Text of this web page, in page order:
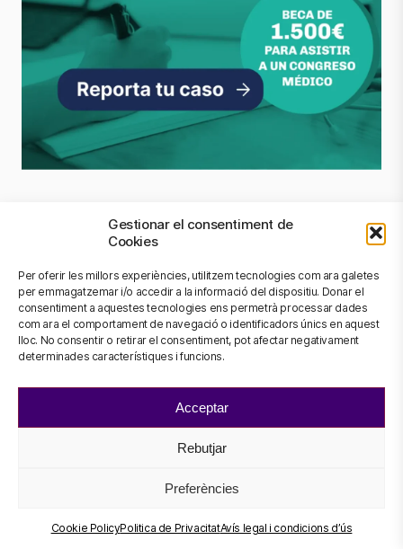
Gestionar el consentiment de
Cookies
Per oferir les millors experiències, utilitzem tecnologies com ara galetes
per emmagatzemar i/o accedir a la informació del dispositiu. Donar el
consentiment a aquestes tecnologies ens permetrà processar dades
com ara el comportament de navegació o identificadors únics en aquest
lloc. No consentir o retirar el consentiment, pot afectar negativament
determinades característiques i funcions.
Acceptar
Rebutjar
Preferències
Cookie PolicyPolitica de PrivacitatAvís legal i condicions d’ús